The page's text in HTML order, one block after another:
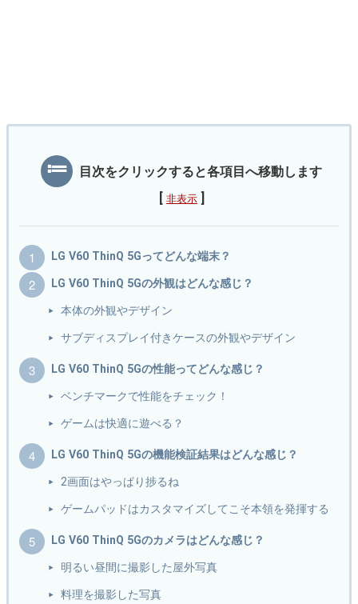
目次をクリックすると各項目へ移動します
非表示
LG V60 ThinQ 5Gってどんな端末？
LG V60 ThinQ 5Gの外観はどんな感じ？
本体の外観やデザイン
サブディスプレイ付きケースの外観やデザイン
LG V60 ThinQ 5Gの性能ってどんな感じ？
ベンチマークで性能をチェック！
ゲームは快適に遊べる？
LG V60 ThinQ 5Gの機能検証結果はどんな感じ？
2画面はやっぱり捗るね
ゲームパッドはカスタマイズしてこそ本領を発揮する
LG V60 ThinQ 5Gのカメラはどんな感じ？
明るい昼間に撮影した屋外写真
料理を撮影した写真